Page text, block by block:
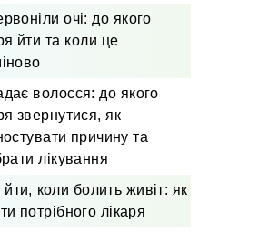
очі: до якого
йти та коли це
волосся: до якого
звернутися, як
причину та
лікування
йти, коли болить живіт: як
потрібного лікаря